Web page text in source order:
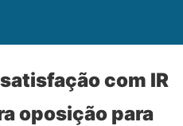
com IR
oposição para